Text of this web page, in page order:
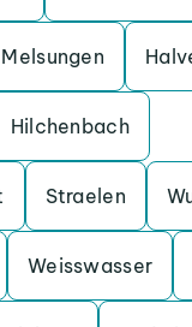
Melsungen
Hilchenbach
Straelen
Weisswasser